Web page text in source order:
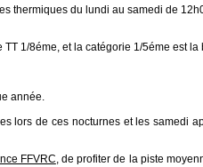
thermiques du lundi au samedi de
1/8éme, et la catégorie 1/5éme est la
année.
lors de ces nocturnes et les samedi
FFVRC , de profiter de la piste